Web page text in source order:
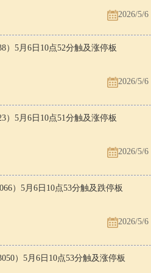
2026/5/6
）5月6日10点52分触及涨停板
2026/5/6
）5月6日10点51分触及涨停板
2026/5/6
）5月6日10点53分触及跌停板
2026/5/6
）5月6日10点53分触及涨停板